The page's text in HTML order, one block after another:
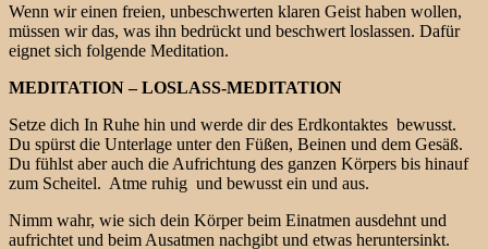
Wenn wir einen freien, unbeschwerten klaren Geist haben wollen,
müssen wir das, was ihn bedrückt und beschwert loslassen. Dafür
eignet sich folgende Meditation.
MEDITATION – LOSLASS-MEDITATION
Setze dich In Ruhe hin und werde dir des Erdkontaktes bewusst.
Du spürst die Unterlage unter den Füßen, Beinen und dem Gesäß.
Du fühlst aber auch die Aufrichtung des ganzen Körpers bis hinauf
zum Scheitel. Atme ruhig und bewusst ein und aus.
Nimm wahr, wie sich dein Körper beim Einatmen ausdehnt und
aufrichtet und beim Ausatmen nachgibt und etwas heruntersinkt.